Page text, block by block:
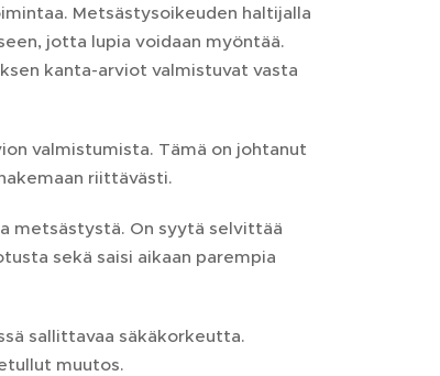
Metsästysoikeuden haltijalla
jotta lupia voidaan myöntää.
kanta-arviot valmistuvat vasta
valmistumista. Tämä on johtanut
riittävästi.
metsästystä. On syytä selvittää
sekä saisi aikaan parempia
sallittavaa säkäkorkeutta.
muutos.